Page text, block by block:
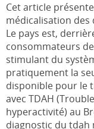
Cet article
médicalisation des
Le pays est,
consommateurs
stimulant du
pratiquement la
disponible pour le
avec TDAH
hyperactivité) au
diagnostic du tdah